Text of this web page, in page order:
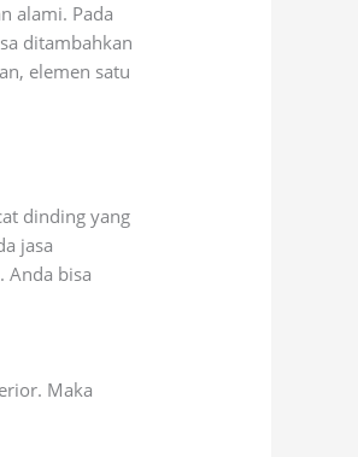
alami. Pada
ditambahkan
elemen satu
dinding yang
jasa
Anda bisa
Maka